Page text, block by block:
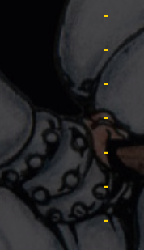
-
-
-
-
-
-
-